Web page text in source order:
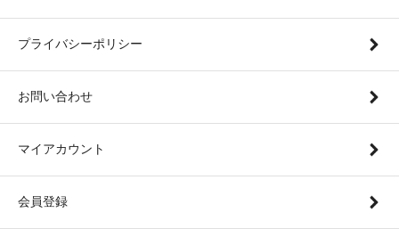
プライバシーポリシー
お問い合わせ
マイアカウント
会員登録